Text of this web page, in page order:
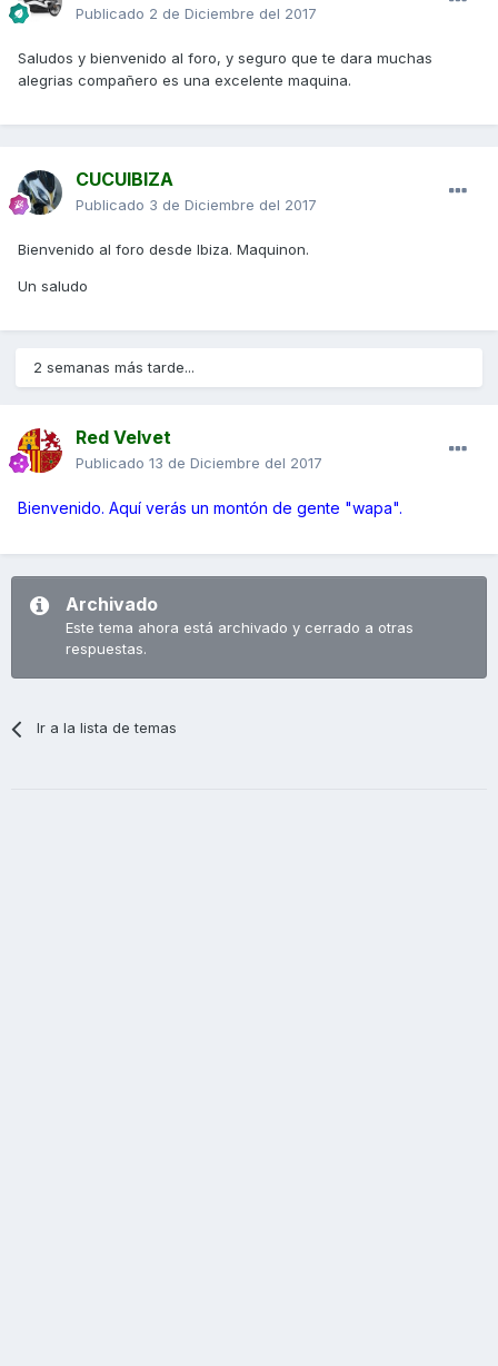
Publicado 2 de Diciembre del 2017
Saludos y bienvenido al foro, y seguro que te dara muchas
alegrias compañero es una excelente maquina.
CUCUIBIZA
Publicado 3 de Diciembre del 2017
Bienvenido al foro desde Ibiza. Maquinon.
Un saludo
2 semanas más tarde...
Red Velvet
Publicado 13 de Diciembre del 2017
Bienvenido. Aquí verás un montón de gente "wapa".
Archivado
Este tema ahora está archivado y cerrado a otras
respuestas.
Ir a la lista de temas